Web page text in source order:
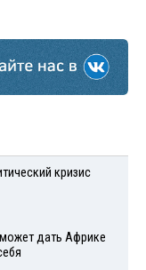
кризис
дать Африке